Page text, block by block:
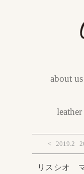
about us
leather
< 2019.2
リスシオ